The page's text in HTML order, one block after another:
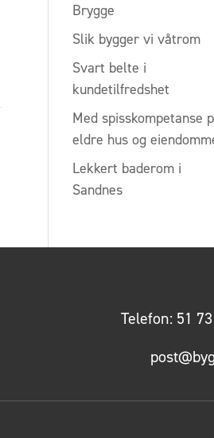
Brygge
Slik bygger vi våtrom
Svart belte i
kundetilfredshet
Med spisskompetanse
eldre hus og
Lekkert baderom i
Sandnes
Telefon: 51